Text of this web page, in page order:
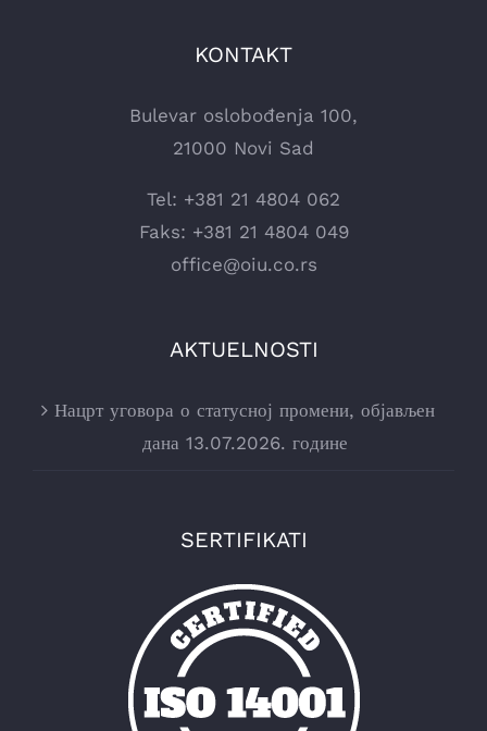
KONTAKT
Bulevar oslobođenja 100,
21000 Novi Sad
Tel: +381 21 4804 062
Faks: +381 21 4804 049
office@oiu.co.rs
AKTUELNOSTI
Нацрт уговора о статусној промени, објављен
дана 13.07.2026. године
SERTIFIKATI